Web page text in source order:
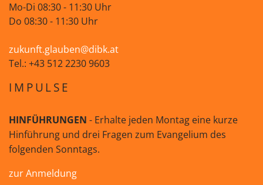
Mo-Di 08:30 - 11:30 Uhr
Do 08:30 - 11:30 Uhr
zukunft.glauben@dibk.at
Tel.: +43 512 2230 9603
IMPULSE
HINFÜHRUNGEN - Erhalte jeden Montag eine kurze
Hinführung und drei Fragen zum Evangelium des
folgenden Sonntags.
zur Anmeldung